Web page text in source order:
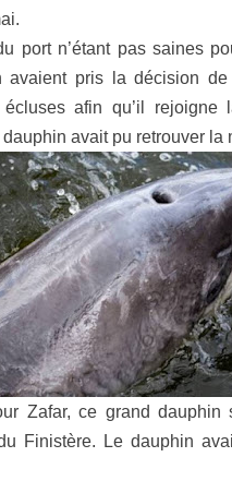
port n’étant pas saines
avaient pris la décision
écluses afin qu’il
avait pu retrouver la
Zafar, ce grand
Finistère. Le dauphin